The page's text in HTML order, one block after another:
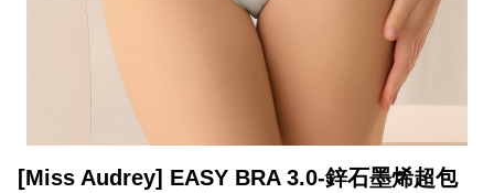
[Miss Audrey] EASY BRA 3.0-鋅石墨烯超包